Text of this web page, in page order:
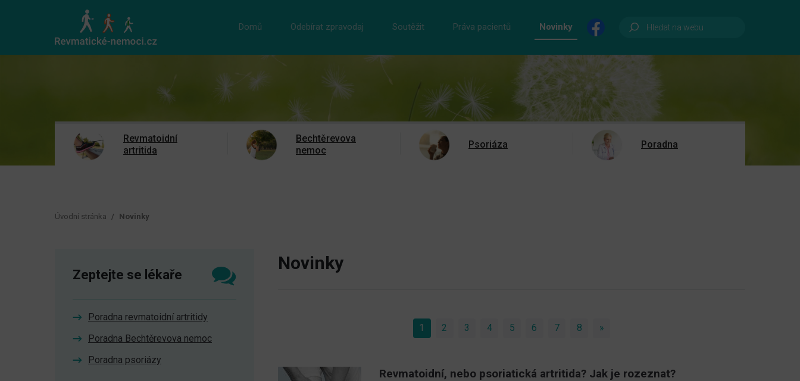
Domů Odebírat zpravodaj Soutěžit Práva pacientů Novinky
Revmatoidní
artritida
Bechtěrevova
nemoc
Psoriáza Poradna
Úvodní stránka Novinky
Novinky
1 (current)
2 3 4 5 6 7 8 »
Revmatoidní, nebo psoriatická artritida? Jak je rozeznat?
Zeptejte se lékaře
Poradna revmatoidní artritidy
Poradna Bechtěrevova nemoc
Poradna psoriázy